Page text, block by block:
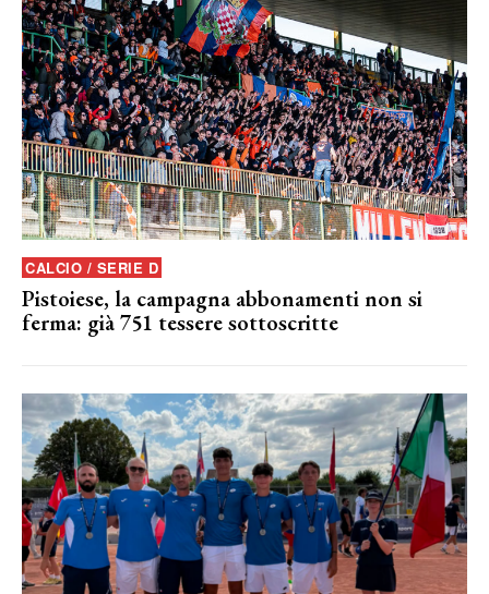
CALCIO / SERIE D
Pistoiese, la campagna abbonamenti non si
ferma: già 751 tessere sottoscritte